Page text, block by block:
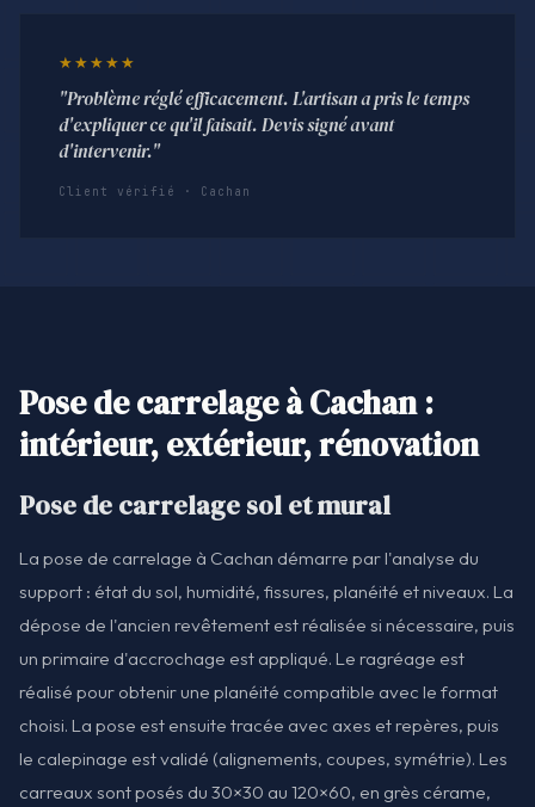
★★★★★
"Problème réglé efficacement. L'artisan a pris le temps
d'expliquer ce qu'il faisait. Devis signé avant
d'intervenir."
Client vérifié · Cachan
Pose de carrelage à Cachan :
intérieur, extérieur, rénovation
Pose de carrelage sol et mural
La pose de carrelage à Cachan démarre par l'analyse du
support : état du sol, humidité, fissures, planéité et niveaux. La
dépose de l'ancien revêtement est réalisée si nécessaire, puis
un primaire d'accrochage est appliqué. Le ragréage est
réalisé pour obtenir une planéité compatible avec le format
choisi. La pose est ensuite tracée avec axes et repères, puis
le calepinage est validé (alignements, coupes, symétrie). Les
carreaux sont posés du 30×30 au 120×60, en grès cérame,